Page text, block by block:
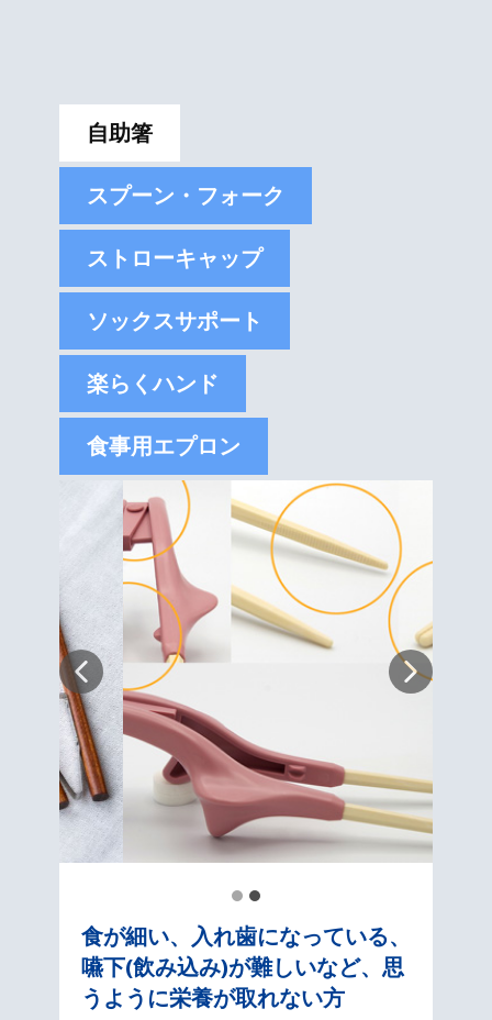
自助箸
スプーン・フォーク
ストローキャップ
ソックスサポート
楽らくハンド
食事用エプロン
食が細い、入れ歯になっている、
嚥下(飲み込み)が難しいなど、思
うように栄養が取れない方